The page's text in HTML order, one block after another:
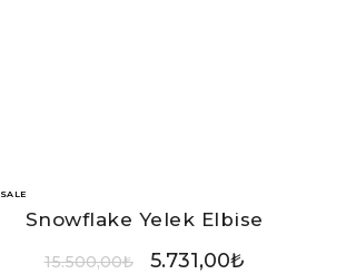
SALE
Snowflake Yelek Elbise
15.500,00₺ 5.731,00₺